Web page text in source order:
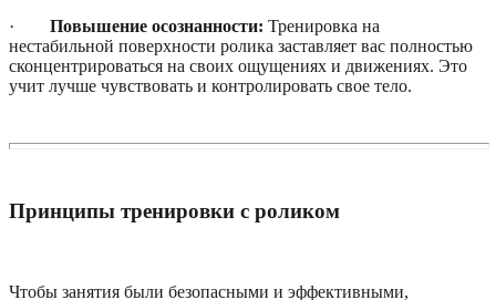
· Повышение осознанности: Тренировка на
нестабильной поверхности ролика заставляет вас полностью
сконцентрироваться на своих ощущениях и движениях. Это
учит лучше чувствовать и контролировать свое тело.
Принципы тренировки с роликом
Чтобы занятия были безопасными и эффективными,